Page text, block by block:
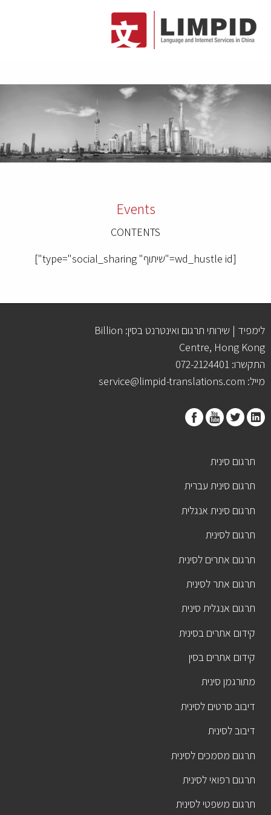
Events
CONTENTS
[wd_hustle id="שיתוף" type="social_sharing"]
לימפיד | שירותי תרגום ואינטרנט בסין: Billion
Centre, Hong Kong
התקשרו: 072-2124401
מייל: service@limpid-translations.com
תרגום סינית
תרגום סינית עברית
תרגום סינית אנגלית
תרגום לסינית
תרגום אתרים לסינית
תרגום אתר לסינית
תרגום אנגלית סינית
קידום אתרים בסינית
קידום אתרים בסין
מתורגמן סינית
דיבוב סרטים לסינית
דיבוב לסינית
תרגום מסמכים לסינית
תרגום רפואי לסינית
תרגום משפטי לסינית